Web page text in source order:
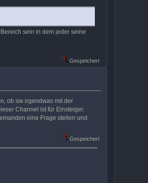
sein in dem jeder seine
Gespeichert
ob sie irgendwas mit der
Channel ist für Einsteiger.
eine Frage stellen und
Gespeichert